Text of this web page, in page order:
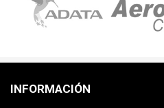
INFORMACIÓN